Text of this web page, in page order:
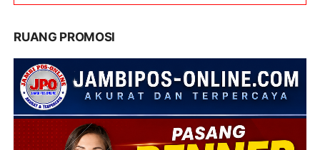
RUANG PROMOSI